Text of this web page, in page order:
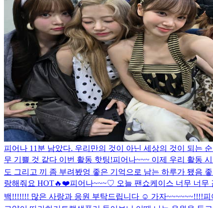
피어나 11분 남았다. 우리만의 것이 아닌 세상의 것이 되는
무 기쁠 것 같다 이번 활동 핫팅!피어나~~~ 이제 우리 활동
도 그리고 끼 좀 부려봤엉 좋은 기억으로 남는 하루가 됐음
랑해줘요 HOT🔥❤️피어나~~~♡ 오늘 팬쇼케이스 너무 너무
백!!!!!!! 많은 사랑과 응원 부탁드립니다 ☺️ 가자~~~~~~!!!!피